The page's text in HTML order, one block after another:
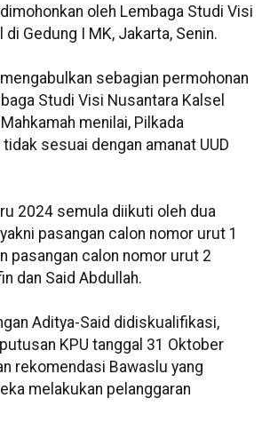
oleh Lembaga Studi Visi
di Gedung I MK, Jakarta, Senin.
sebagian permohonan
Studi Visi Nusantara Kalsel
menilai, Pilkada
sesuai dengan amanat UUD
2024 semula diikuti oleh dua
pasangan calon nomor urut 1
pasangan calon nomor urut 2
dan Said Abdullah.
Aditya-Said didiskualifikasi,
KPU tanggal 31 Oktober
rekomendasi Bawaslu yang
melakukan pelanggaran